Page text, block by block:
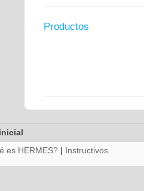
Productos
es HERMES? | Instructivos